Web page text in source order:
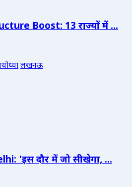
Boost: 13 राज्यों में ...
लखनऊ
'इस दौर में जो सीखेगा, ...